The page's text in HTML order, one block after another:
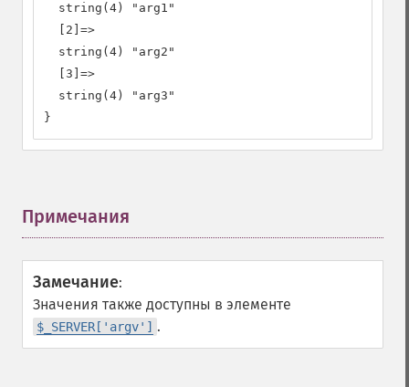
  string(4) "arg1"
  [2]=>
  string(4) "arg2"
  [3]=>
  string(4) "arg3"
}
Примечания
Замечание:
Значения также доступны в элементе
$_SERVER['argv'] .